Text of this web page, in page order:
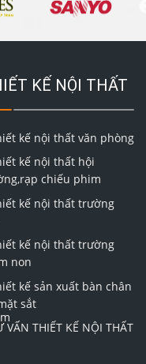
KẾ NỘI THẤT
kế nội thất văn phòng
kế nội thất hội
chiếu phim
kế nội thất trường
kế nội thất trường
non
kế sản xuất bàn chân
sắt
VẤN THIẾT KẾ NỘI THẤT